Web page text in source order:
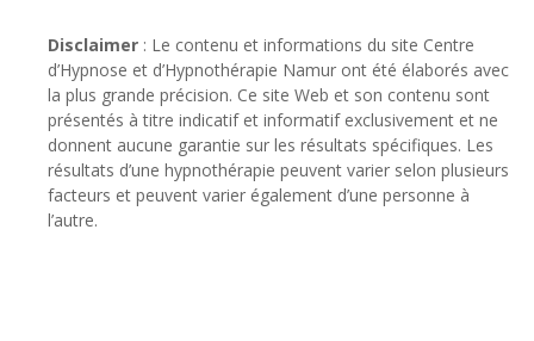
Disclaimer : Le contenu et informations du site Centre
d’Hypnose et d’Hypnothérapie Namur ont été élaborés avec
la plus grande précision. Ce site Web et son contenu sont
présentés à titre indicatif et informatif exclusivement et ne
donnent aucune garantie sur les résultats spécifiques. Les
résultats d’une hypnothérapie peuvent varier selon plusieurs
facteurs et peuvent varier également d’une personne à
l’autre.